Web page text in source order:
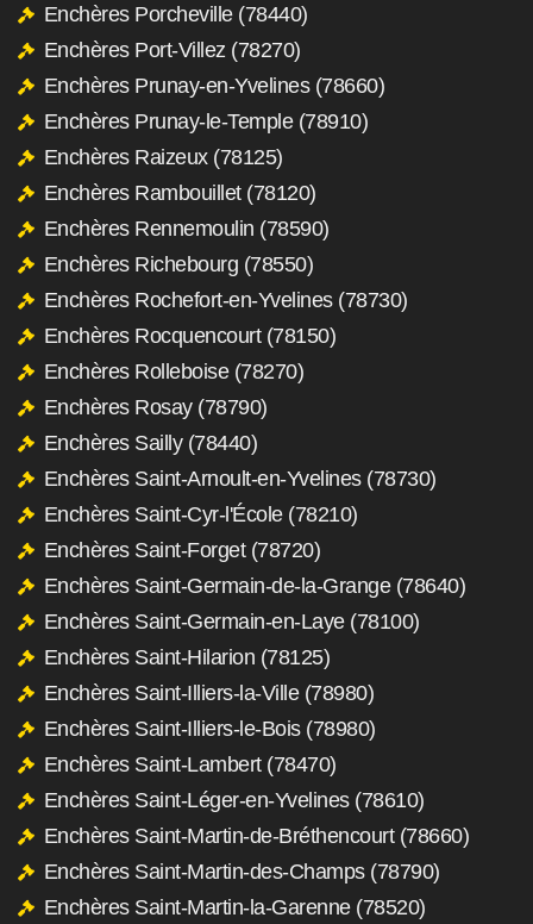
Enchères Porcheville (78440)
Enchères Port-Villez (78270)
Enchères Prunay-en-Yvelines (78660)
Enchères Prunay-le-Temple (78910)
Enchères Raizeux (78125)
Enchères Rambouillet (78120)
Enchères Rennemoulin (78590)
Enchères Richebourg (78550)
Enchères Rochefort-en-Yvelines (78730)
Enchères Rocquencourt (78150)
Enchères Rolleboise (78270)
Enchères Rosay (78790)
Enchères Sailly (78440)
Enchères Saint-Arnoult-en-Yvelines (78730)
Enchères Saint-Cyr-l'École (78210)
Enchères Saint-Forget (78720)
Enchères Saint-Germain-de-la-Grange (78640)
Enchères Saint-Germain-en-Laye (78100)
Enchères Saint-Hilarion (78125)
Enchères Saint-Illiers-la-Ville (78980)
Enchères Saint-Illiers-le-Bois (78980)
Enchères Saint-Lambert (78470)
Enchères Saint-Léger-en-Yvelines (78610)
Enchères Saint-Martin-de-Bréthencourt (78660)
Enchères Saint-Martin-des-Champs (78790)
Enchères Saint-Martin-la-Garenne (78520)